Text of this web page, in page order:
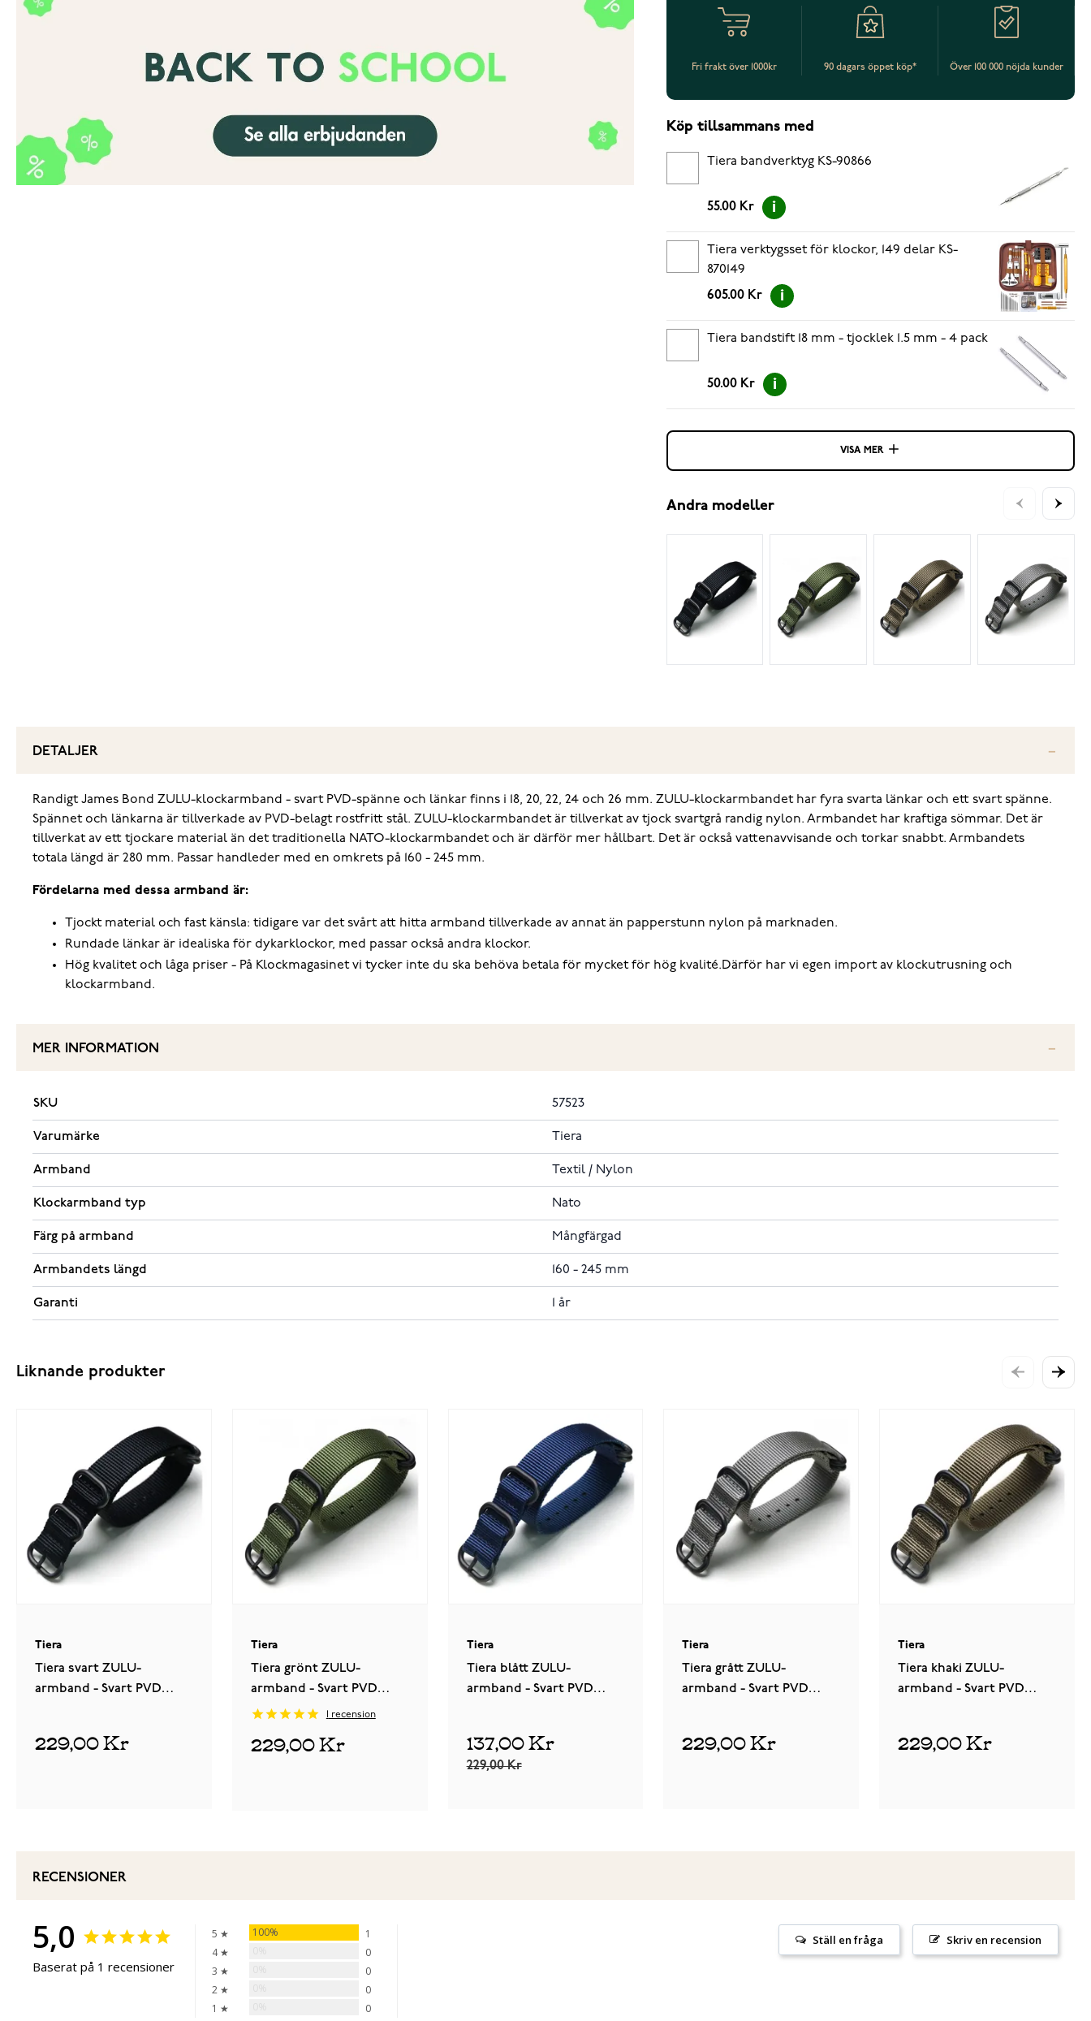
Fri frakt över 1000kr 90 dagars öppet köp* Över 100 000 nöjda kunder
Köp tillsammans med
Tiera bandverktyg KS-90866
55.00 Kr
Tiera verktygsset för klockor, 149 delar KS-
870149
605.00 Kr
Tiera bandstift 18 mm - tjocklek 1.5 mm - 4 pack
50.00 Kr
VISA MER
Andra modeller
DETALJER
Randigt James Bond ZULU-klockarmband - svart PVD-spänne och länkar finns i 18, 20, 22, 24 och 26 mm. ZULU-klockarmbandet har fyra svarta länkar och ett svart spänne.
Spännet och länkarna är tillverkade av PVD-belagt rostfritt stål. ZULU-klockarmbandet är tillverkat av tjock svartgrå randig nylon. Armbandet har kraftiga sömmar. Det är
tillverkat av ett tjockare material än det traditionella NATO-klockarmbandet och är därför mer hållbart. Det är också vattenavvisande och torkar snabbt. Armbandets
totala längd är 280 mm. Passar handleder med en omkrets på 160 - 245 mm.
Fördelarna med dessa armband är:
Tjockt material och fast känsla: tidigare var det svårt att hitta armband tillverkade av annat än papperstunn nylon på marknaden.
Rundade länkar är idealiska för dykarklockor, med passar också andra klockor.
Hög kvalitet och låga priser - På Klockmagasinet vi tycker inte du ska behöva betala för mycket för hög kvalité.Därför har vi egen import av klockutrusning och
klockarmband.
MER INFORMATION
SKU 57523
Varumärke Tiera
Armband Textil / Nylon
Klockarmband typ Nato
Färg på armband Mångfärgad
Armbandets längd 160 - 245 mm
Garanti 1 år
Liknande produkter
Tiera
Tiera svart ZULU-
armband - Svart PVD
229,00 Kr
Tiera
Tiera grönt ZULU-
armband - Svart PVD
spänne och ringarrecension
229,00 Kr
Tiera
Tiera blått ZULU-
armband - Svart PVD
137,00 Kr
229,00 Kr
Tiera
Tiera grått ZULU-
armband - Svart PVD
229,00 Kr
Tiera
Tiera khaki ZULU-
armband - Svart PVD
229,00 Kr
RECENSIONER
5,0
Baserat på 1 recensioner
5 ★ 100%
1
4 ★
0
3 ★
0
2 ★
0
1 ★
0
Skriv en recension
Ställ en fråga